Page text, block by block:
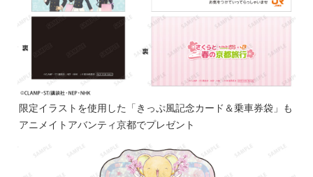
限定イラストを使用した「きっぷ風記念カード＆乗車券袋」も
アニメイトアバンティ京都でプレゼント